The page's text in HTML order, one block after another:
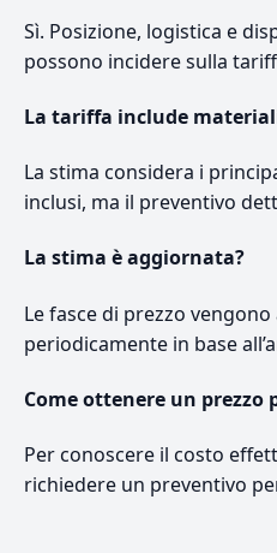
Sì. Posizione, logistica e
possono incidere sulla
La tariffa include
La stima considera i
inclusi, ma il preventivo
La stima è aggiornata?
Le fasce di prezzo
periodicamente in base
Come ottenere un prezzo
Per conoscere il costo
richiedere un preventivo